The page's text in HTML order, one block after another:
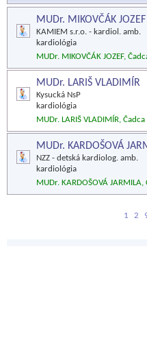
MUDr. MIKOVČÁK JOZEF
KAMIEM s.r.o. - kardiol. amb.
kardiológia
MUDr. MIKOVČÁK JOZEF,
MUDr. LARIŠ VLADIMÍR
Kysucká NsP
kardiológia
MUDr. LARIŠ VLADIMÍR, Čadca
MUDr. KARDOŠOVÁ
NZZ - detská kardiolog. amb.
kardiológia
MUDr. KARDOŠOVÁ JARMILA,
1 2